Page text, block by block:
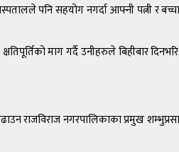
पनि सहयोग नगर्दा आफ्नी पत्नी र
माग गर्दै उनीहरुले बिहीबार
राजविराज नगरपालिकाका प्रमुख